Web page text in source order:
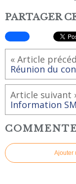
PARTAGER
« Article
Article suivant
Ajouter